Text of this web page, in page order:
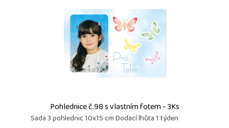
Pohlednice č.98 s vlastním fotem - 3Ks
Sada 3 pohlednic 10x15 cm Dodací lhůta 1 týden